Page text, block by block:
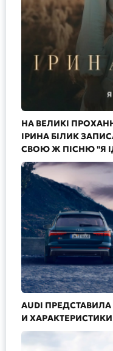
НА ВЕЛИКІ
ІРИНА БІЛИК
СВОЮ Ж ПІСНЮ "Я
AUDI
И ХАРАКТЕРИСТИКИ